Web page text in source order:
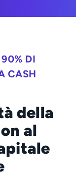
DI
CASH
della
al